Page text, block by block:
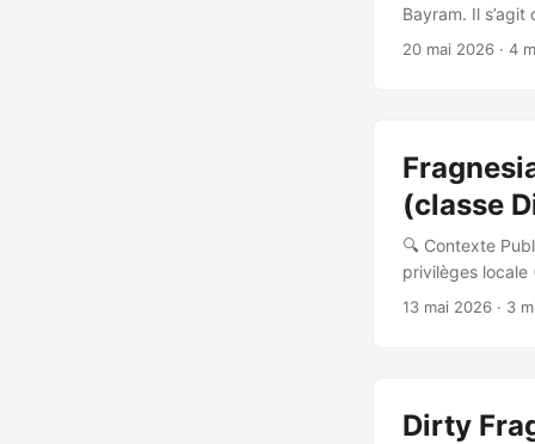
Bayram. Il
découverte et
traitement
20 mai 2026 · 4
(classe
🔍 Contexte
privilèges locale
code source est
13 mai 2026 · 3
Dirty